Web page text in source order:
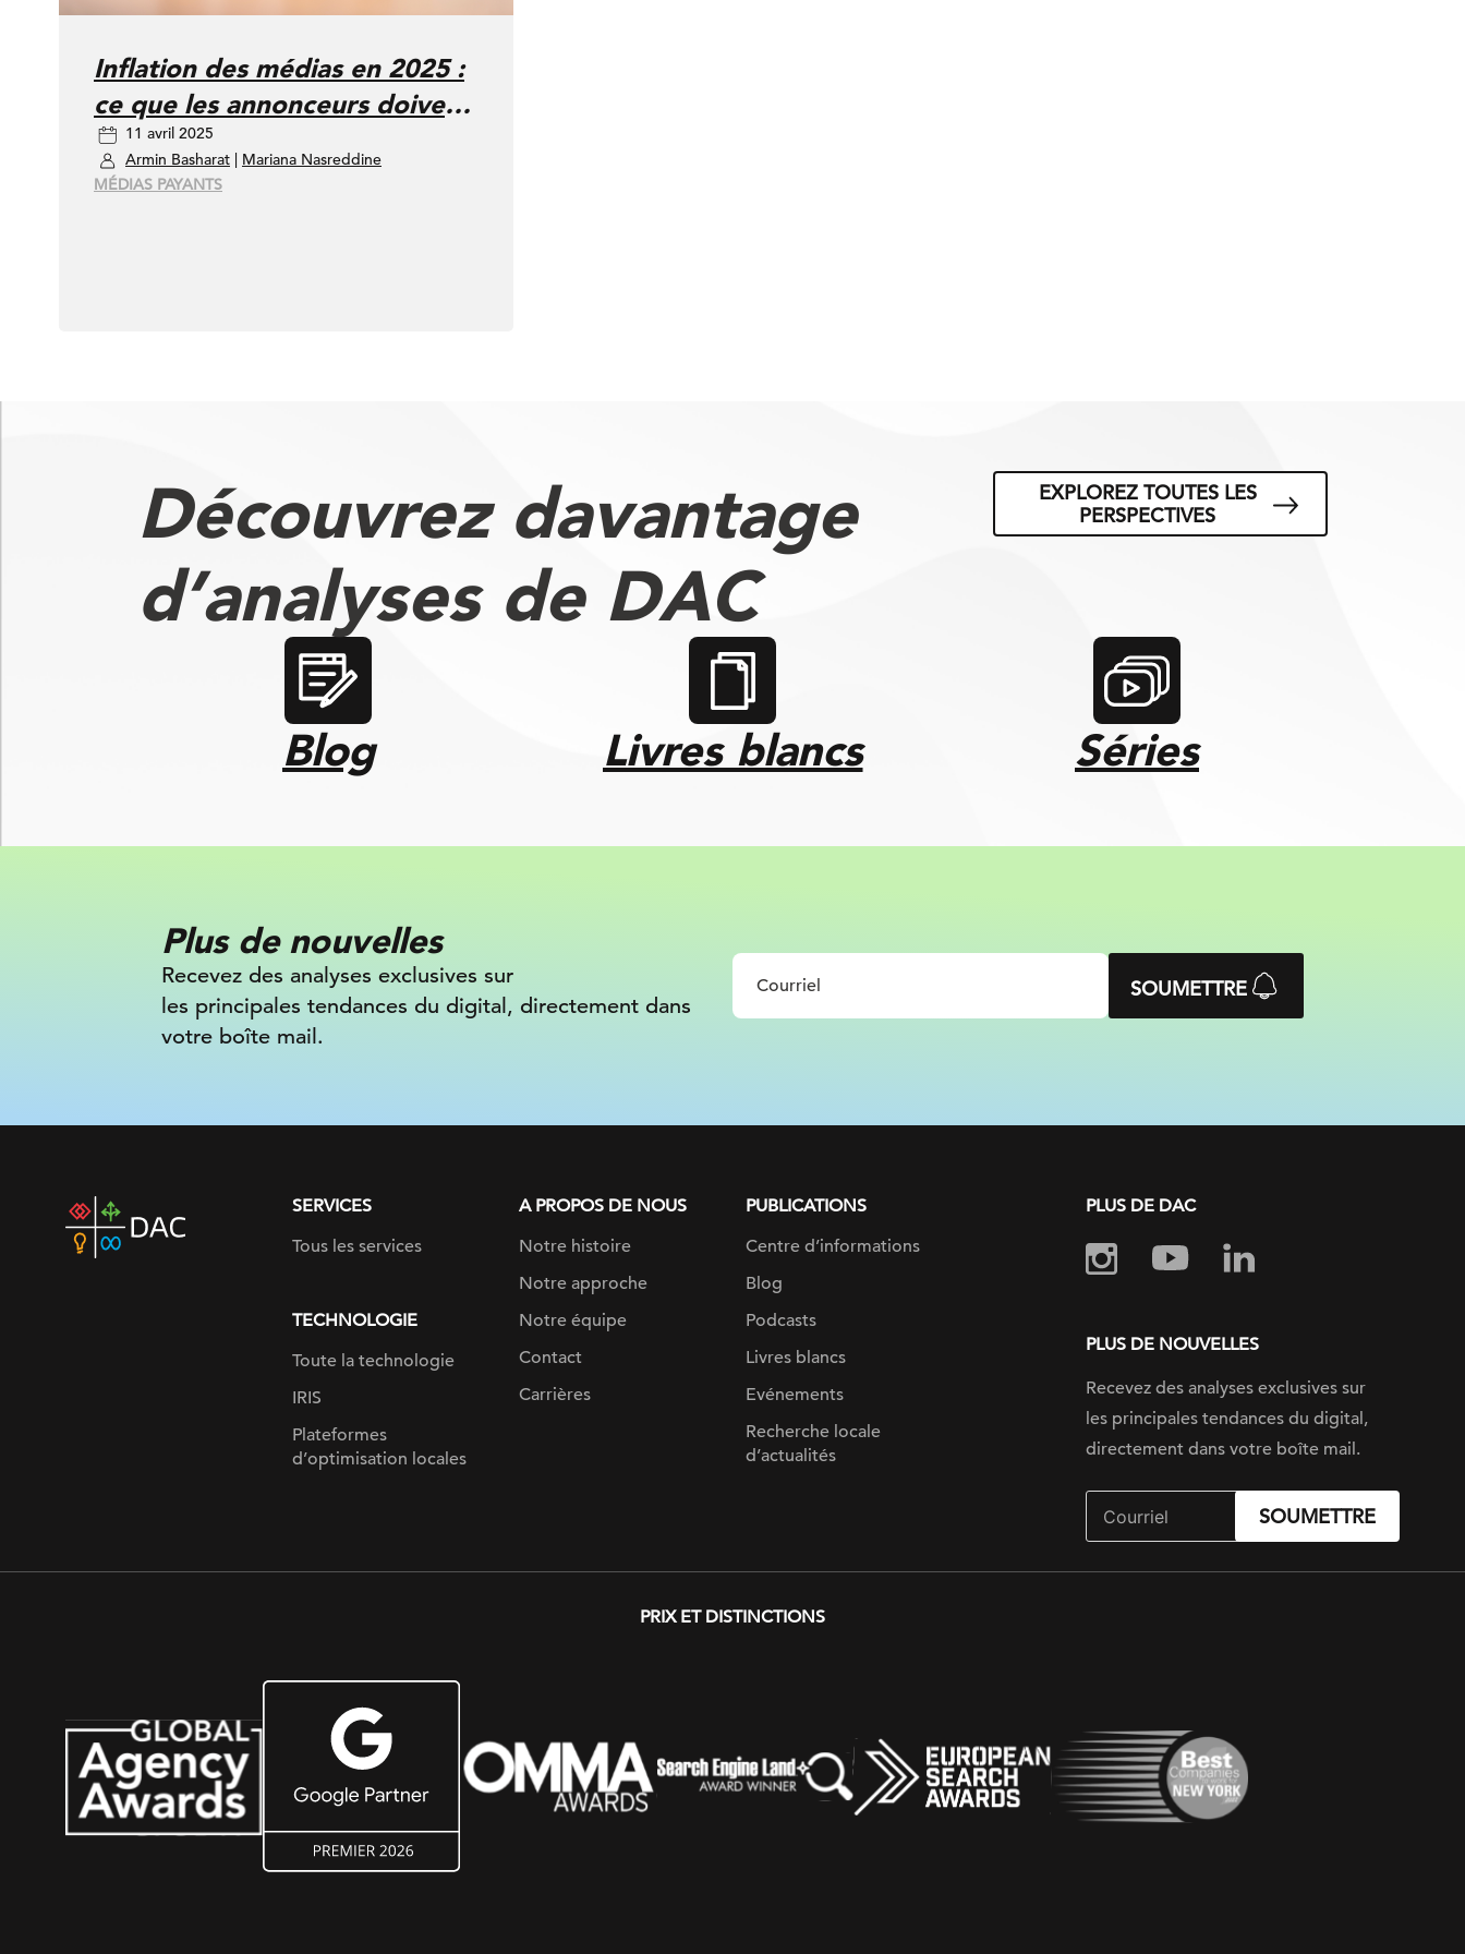
Inflation des médias en 2025 :
ce que les annonceurs doivent
absolument savoir
11 avril 2025
Armin Basharat
Mariana Nasreddine
MÉDIAS PAYANTS
Découvrez davantage
d’analyses de DAC
EXPLOREZ TOUTES LES
PERSPECTIVES
Blog Livres blancs Séries
Plus de nouvelles
Recevez des analyses exclusives sur
les principales tendances du digital, directement dans
votre boîte mail.
SOUMETTRE
DAC
home
SERVICES
Tous les services
TECHNOLOGIE
Toute la technologie
IRIS
Plateformes
d’optimisation locales
A PROPOS DE NOUS
Notre histoire
Notre approche
Notre équipe
Contact
Carrières
PUBLICATIONS
Centre d’informations
Blog
Podcasts
Livres blancs
Evénements
Recherche locale
d’actualités
PLUS DE DAC
PLUS DE NOUVELLES
Recevez des analyses exclusives sur
les principales tendances du digital,
directement dans votre boîte mail.
SOUMETTRE
PRIX ​​ET DISTINCTIONS